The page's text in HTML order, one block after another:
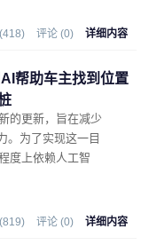
评论 (0) 详细内容
帮助车主找到位置
的更新，旨在减少
。为了实现这一目
度上依赖人工智
评论 (0) 详细内容